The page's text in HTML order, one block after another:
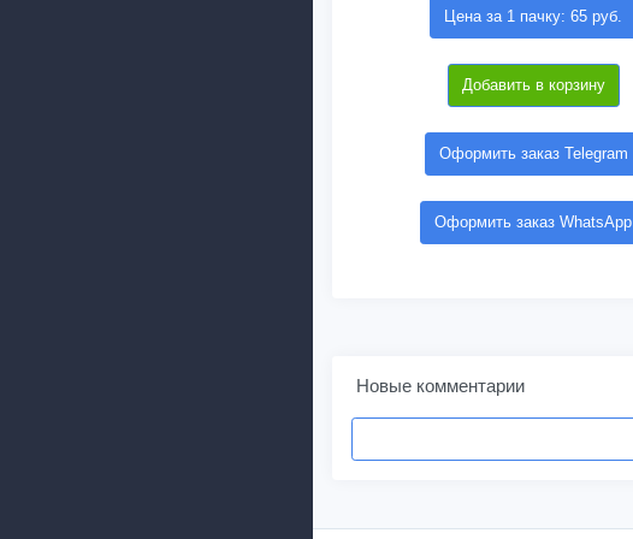
Цена за 1 пачку: 65 руб.
Добавить в корзину
Оформить заказ Telegram
Оформить заказ WhatsApp
Новые комментарии